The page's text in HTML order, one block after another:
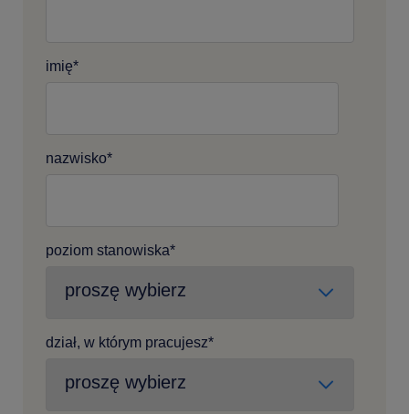
imię*
nazwisko*
poziom stanowiska*
dział, w którym pracujesz*